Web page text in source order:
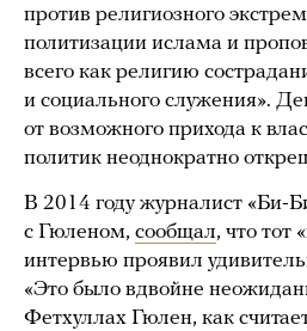
против религиозного
политизации ислама и
всего как религию
и социального служения».
от возможного прихода к
политик неоднократно
В 2014 году журналист «Би-
с Гюленом, сообщал, что тот
интервью проявил
«Это было вдвойне
Фетхуллах Гюлен, как